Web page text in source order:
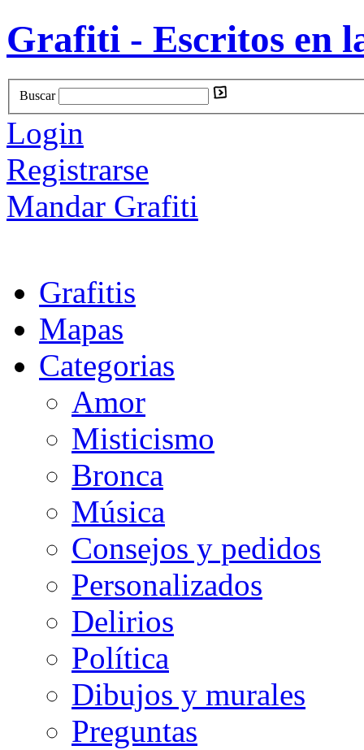
Grafiti - Escritos en
Buscar
Login
Registrarse
Mandar Grafiti
Grafitis
Mapas
Categorias
Amor
Misticismo
Bronca
Música
Consejos y pedidos
Personalizados
Delirios
Política
Dibujos y murales
Preguntas